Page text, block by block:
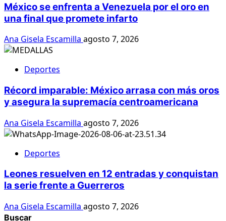
México se enfrenta a Venezuela por el oro en
una final que promete infarto
Ana Gisela Escamilla agosto 7, 2026
Deportes
Récord imparable: México arrasa con más oros
y asegura la supremacía centroamericana
Ana Gisela Escamilla agosto 7, 2026
Deportes
Leones resuelven en 12 entradas y conquistan
la serie frente a Guerreros
Ana Gisela Escamilla agosto 7, 2026
Buscar